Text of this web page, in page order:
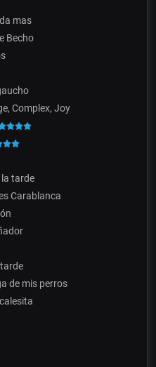
mas
Becho
Complex, Joy
tarde
Carablanca
de mis perros